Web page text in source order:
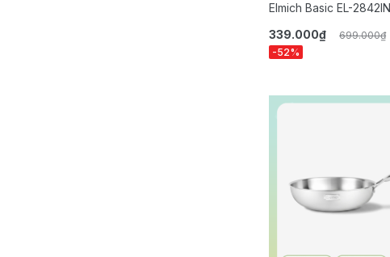
Elmich Basic EL-
339.000₫
699.000₫
-52%